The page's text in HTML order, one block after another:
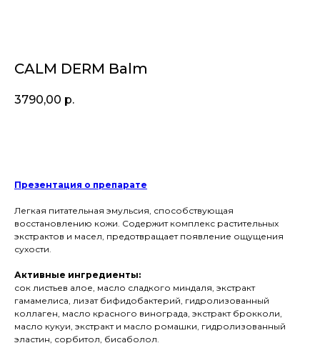
CALM DERM Balm
3790,00 р.
Презентация о препарате
Легкая питательная эмульсия, способствующая
восстановлению кожи. Содержит комплекс растительных
экстрактов и масел, предотвращает появление ощущения
сухости.
Активные ингредиенты:
сок листьев алое, масло сладкого миндаля, экстракт
гамамелиса, лизат бифидобактерий, гидролизованный
коллаген, масло красного винограда, экстракт брокколи,
масло кукуи, экстракт и масло ромашки, гидролизованный
эластин, сорбитол, бисаболол.